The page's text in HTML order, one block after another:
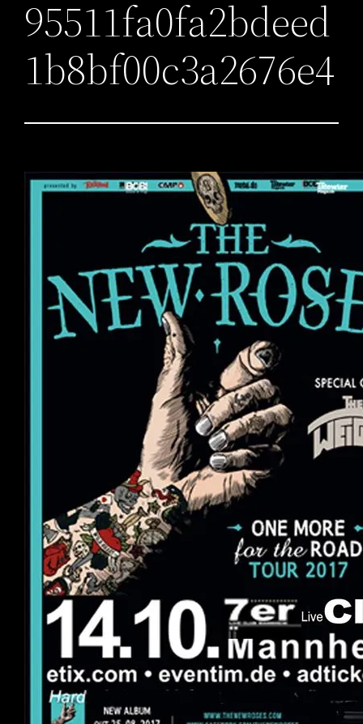
95511fa0fa2bdeed
1b8bf00c3a2676e4